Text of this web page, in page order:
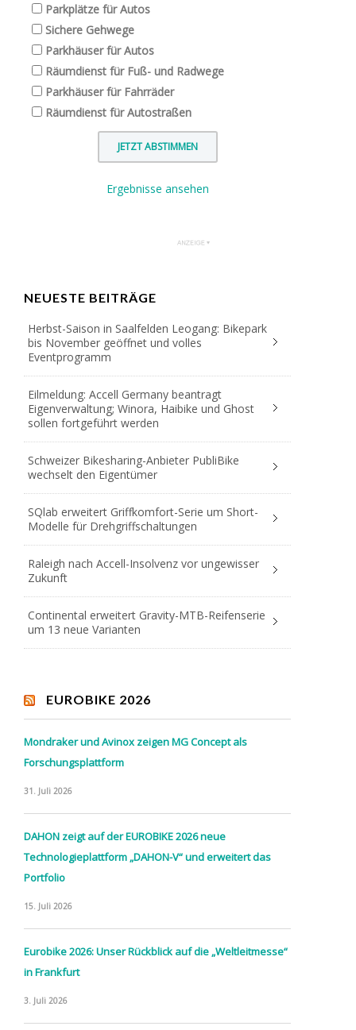
Parkplätze für Autos
Sichere Gehwege
Parkhäuser für Autos
Räumdienst für Fuß- und Radwege
Parkhäuser für Fahrräder
Räumdienst für Autostraßen
Ergebnisse ansehen
NEUESTE BEITRÄGE
Herbst-Saison in Saalfelden Leogang: Bikepark
bis November geöffnet und volles
Eventprogramm
Eilmeldung: Accell Germany beantragt
Eigenverwaltung; Winora, Haibike und Ghost
sollen fortgeführt werden
Schweizer Bikesharing-Anbieter PubliBike
wechselt den Eigentümer
SQlab erweitert Griffkomfort-Serie um Short-
Modelle für Drehgriffschaltungen
Raleigh nach Accell-Insolvenz vor ungewisser
Zukunft
Continental erweitert Gravity-MTB-Reifenserie
um 13 neue Varianten
EUROBIKE 2026
Mondraker und Avinox zeigen MG Concept als
Forschungsplattform
31. Juli 2026
DAHON zeigt auf der EUROBIKE 2026 neue
Technologieplattform „DAHON-V“ und erweitert das
Portfolio
15. Juli 2026
Eurobike 2026: Unser Rückblick auf die „Weltleitmesse“
in Frankfurt
3. Juli 2026